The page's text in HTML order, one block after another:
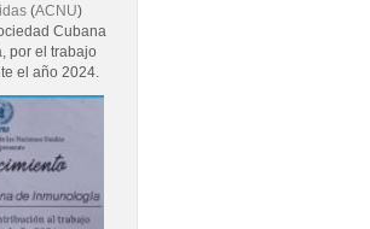
(ACNU)
Cubana
por el trabajo
el año 2024.